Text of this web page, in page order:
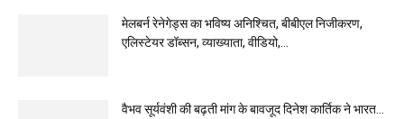
मेलबर्न रेनेगेड्स का भविष्य अनिश्चित, बीबीएल निजीकरण,
एलिस्टेयर डॉब्सन, व्याख्याता, वीडियो,...
वैभव सूर्यवंशी की बढ़ती मांग के बावजूद दिनेश कार्तिक ने भारत...